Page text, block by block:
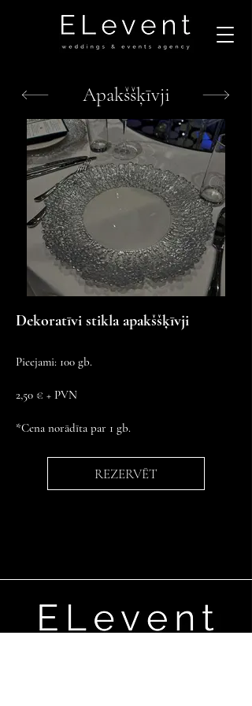
Apakššķīvji
Dekoratīvi stikla apakššķīvji
Pieejami: 100 gb.
2,50 € + PVN
*Cena norādīta par 1 gb.
REZERVĒT